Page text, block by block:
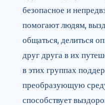
безопасное и
помогают людям,
общаться, делиться
друг друга в их
в этих группах
преобразующую
способствует